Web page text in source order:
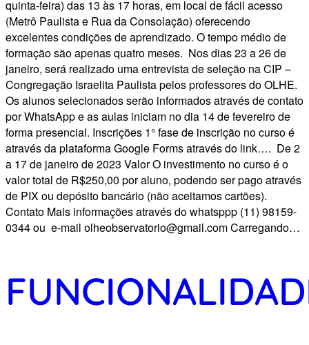
quinta-feira) das 13 às 17 horas, em local de fácil acesso
(Metrô Paulista e Rua da Consolação) oferecendo
excelentes condições de aprendizado. O tempo médio de
formação são apenas quatro meses. Nos dias 23 a 26 de
janeiro, será realizado uma entrevista de seleção na CIP –
Congregação Israelita Paulista pelos professores do OLHE.
Os alunos selecionados serão informados através de contato
por WhatsApp e as aulas iniciam no dia 14 de fevereiro de
forma presencial. Inscrições 1° fase de inscrição no curso é
através da plataforma Google Forms através do link…. De 2
a 17 de janeiro de 2023 Valor O investimento no curso é o
valor total de R$250,00 por aluno, podendo ser pago através
de PIX ou depósito bancário (não aceitamos cartões).
Contato Mais informações através do whatsppp (11) 98159-
0344 ou e-mail olheobservatorio@gmail.com Carregando…